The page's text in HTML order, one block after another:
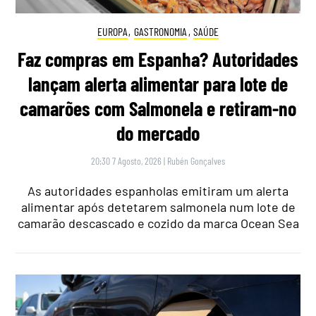
EUROPA, GASTRONOMIA , SAÚDE
Faz compras em Espanha? Autoridades
lançam alerta alimentar para lote de
camarões com Salmonela e retiram-no
do mercado
20:30 7 Agosto, 2026 | Rubén Gonçalves
As autoridades espanholas emitiram um alerta
alimentar após detetarem salmonela num lote de
camarão descascado e cozido da marca Ocean Sea